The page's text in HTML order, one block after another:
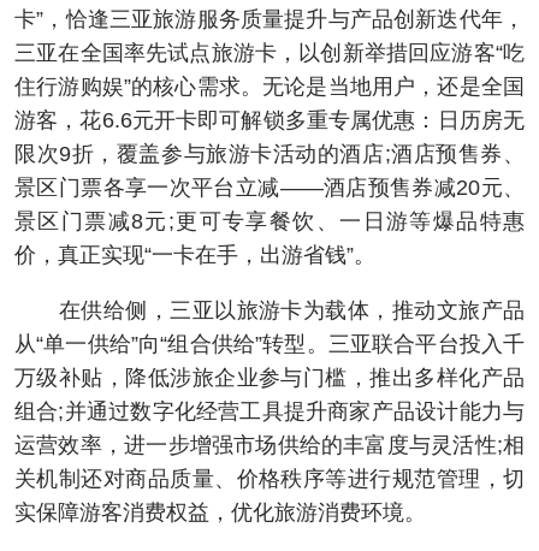
卡”，恰逢三亚旅游服务质量提升与产品创新迭代年，
三亚在全国率先试点旅游卡，以创新举措回应游客“吃
住行游购娱”的核心需求。无论是当地用户，还是全国
游客，花6.6元开卡即可解锁多重专属优惠：日历房无
限次9折，覆盖参与旅游卡活动的酒店;酒店预售券、
景区门票各享一次平台立减——酒店预售券减20元、
景区门票减8元;更可专享餐饮、一日游等爆品特惠
价，真正实现“一卡在手，出游省钱”。
在供给侧，三亚以旅游卡为载体，推动文旅产品
从“单一供给”向“组合供给”转型。三亚联合平台投入千
万级补贴，降低涉旅企业参与门槛，推出多样化产品
组合;并通过数字化经营工具提升商家产品设计能力与
运营效率，进一步增强市场供给的丰富度与灵活性;相
关机制还对商品质量、价格秩序等进行规范管理，切
实保障游客消费权益，优化旅游消费环境。